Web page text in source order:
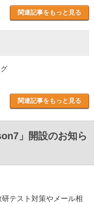
関連記事をもっと見る
関連記事をもっと見る
」開設のお知ら
テスト対策やメール相